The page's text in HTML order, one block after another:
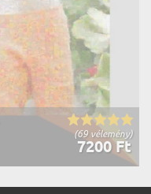
(69 vélemény)
7200 Ft